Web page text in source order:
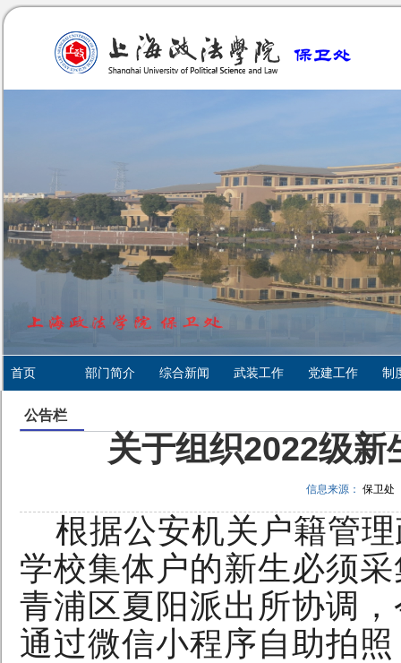
首页 部门简介 综合新闻 武装工作 党建工作 制
公告栏
关于组织2022级
信息来源： 保卫处
根据公安机关户籍管理
学校集体户的新生必须
青浦区夏阳派出所协调
通过微信小程序自助拍